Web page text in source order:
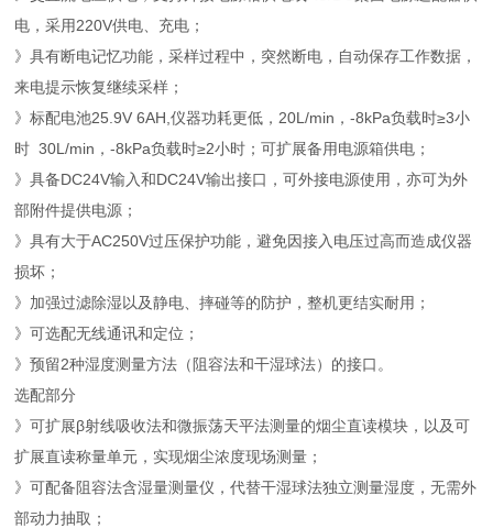
电，采用220V供电、充电；
》具有断电记忆功能，采样过程中，突然断电，自动保存工作数据，
来电提示恢复继续采样；
》标配电池25.9V 6AH,仪器功耗更低，20L/min，-8kPa负载时≥3小
时 30L/min，-8kPa负载时≥2小时；可扩展备用电源箱供电；
》具备DC24V输入和DC24V输出接口，可外接电源使用，亦可为外
部附件提供电源；
》具有大于AC250V过压保护功能，避免因接入电压过高而造成仪器
损坏；
》加强过滤除湿以及静电、摔碰等的防护，整机更结实耐用；
》可选配无线通讯和定位；
》预留2种湿度测量方法（阻容法和干湿球法）的接口。
选配部分
》可扩展β射线吸收法和微振荡天平法测量的烟尘直读模块，以及可
扩展直读称量单元，实现烟尘浓度现场测量；
》可配备阻容法含湿量测量仪，代替干湿球法独立测量湿度，无需外
部动力抽取；